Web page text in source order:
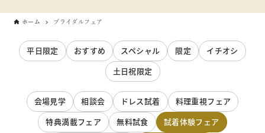
ホーム ブライダルフェア
平日限定 おすすめ スペシャル 限定
イチオシ
土日祝限定
会場見学 相談会 ドレス試着
料理重視フェア
特典満載フェア
無料試食
試着体験フェア